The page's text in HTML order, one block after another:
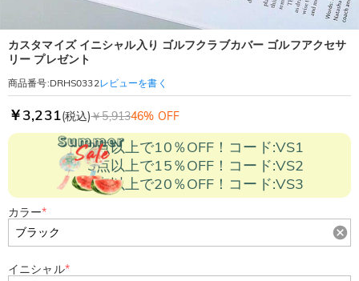
カスタマイズ イニシャル入り ゴルフクラブカバー ゴルフアクセサ
リー プレゼント
商品番号:DRHS0332レビューを書く
￥3,231(税込)￥5,91346% OFF
2点以上で10％OFF！コード:VS1
3点以上で15％OFF！コード:VS2
5点以上で20％OFF！コード:VS3
カラー*
イニシャル*